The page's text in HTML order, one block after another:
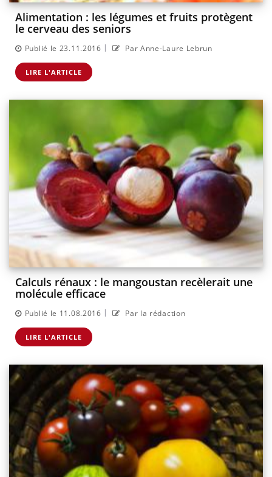
Alimentation : les légumes et fruits protègent
le cerveau des seniors
Publié le 23.11.2016 | Par Anne-Laure Lebrun
LIRE L'ARTICLE
Calculs rénaux : le mangoustan recèlerait une
molécule efficace
Publié le 11.08.2016 | Par la rédaction
LIRE L'ARTICLE